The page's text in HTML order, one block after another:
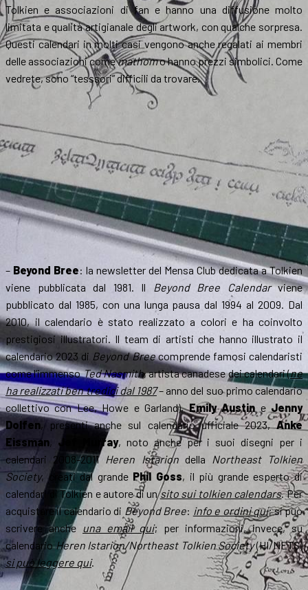
Tolkien e associazioni di fan e hanno una diffusione molto
limitata e qualità artigianale degli artwork, con qualche sorpresa.
Questi calendari in molti casi vengono anche regalati ai membri
delle associazioni comemathomo hanno prezzi simbolici. Come
vedrete, sono “tesssori” difficili da trovare.
– Beyond Bree: la newsletter del Mensa Club dedicata a Tolkien
viene pubblicata dal 1981. Il Beyond Bree Calendarviene
pubblicato dal 1985, con una lunga pausa dal 1994 al 2009. Dal
2010, il calendario è stato realizzato a colori e ha coinvolto
prestigiosi illustratori. Il team di artisti che hanno illustrato il
calendario 2023 di Beyond Breecomprende famosi calendaristi
come l’immensoTed Nasmith, artista canadese dei calendari (ne
ha realizzati ben tredici dal 1987– anno del suo primo calendario
collettivo con Lee, Howe e Garland),Emily Austine Jenny
Dolfen, presenti anche sul calendario ufficiale 2023,Anke
Eissman, Jef Murray, noto anche per i suoi disegni per i
calendari 2008-2011 Heren Istariondella Northeast Tolkien
Society, creati dal grande Phil Goss, il più grande esperto di
calendari di Tolkien e autore di unsito sui tolkien calendars. Per
acquistare il calendario di Beyond Bree: info e ordini qui; si può
scrivere anche una email qui; per informazioni, invece, su
calendarioHeren Istarion/Northeast Tolkien Society(HI/NETS)
si può leggere qui.